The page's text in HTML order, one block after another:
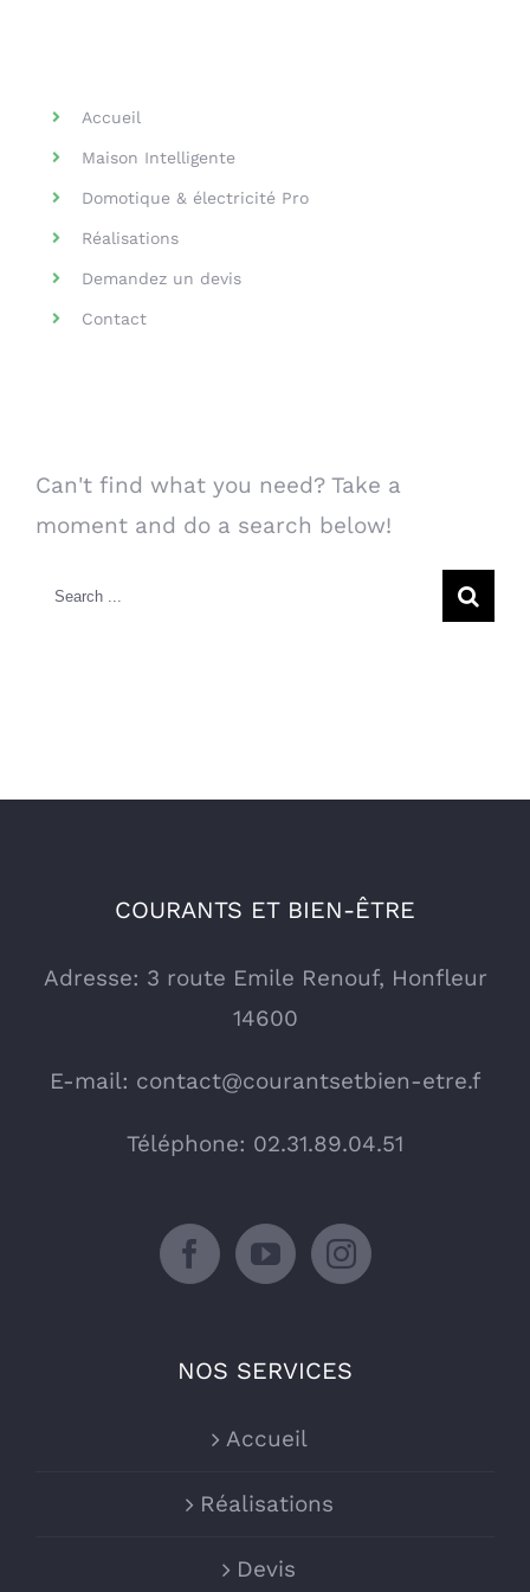
Accueil
Maison Intelligente
Domotique & électricité Pro
Réalisations
Demandez un devis
Contact
Can't find what you need? Take a
moment and do a search below!
Search
COURANTS ET BIEN-ÊTRE
Adresse: 3 route Emile Renouf, Honfleur
14600
E-mail: contact@courantsetbien-etre.f
Téléphone: 02.31.89.04.51
NOS SERVICES
Accueil
Réalisations
Devis